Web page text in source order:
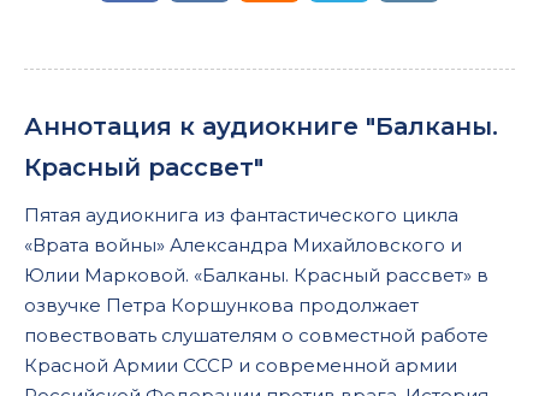
Аннотация к аудиокниге "Балканы.
Красный рассвет"
Пятая аудиокнига из фантастического цикла
«Врата войны» Александра Михайловского и
Юлии Марковой. «Балканы. Красный рассвет» в
озвучке Петра Коршункова продолжает
повествовать слушателям о совместной работе
Красной Армии СССР и современной армии